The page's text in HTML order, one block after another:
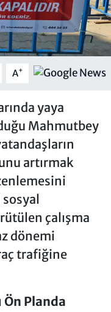
A+
yaya
Mahmutbey
artırmak
çalışma
dönemi
trafiğine
Planda